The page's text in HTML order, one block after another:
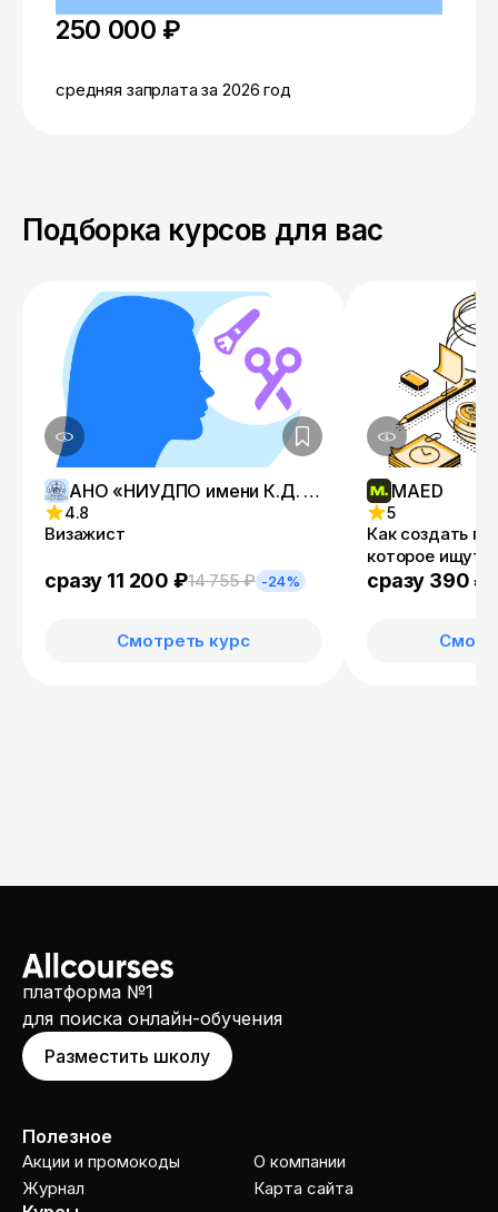
250 000 ₽
средняя запрлата за 2026 год
Подборка курсов для вас
АНО «НИУДПО имени К.Д. Ушинского»
4.8
Визажист
сразу 11 200 ₽14 755 ₽ -24%
Смотреть курс
MAED
5
Как создать
которое ищут
сразу 390 ₽
платформа №1
для поиска онлайн-обучения
Разместить школу
Полезное
Акции и промокоды
Журнал
О компании
Карта сайта